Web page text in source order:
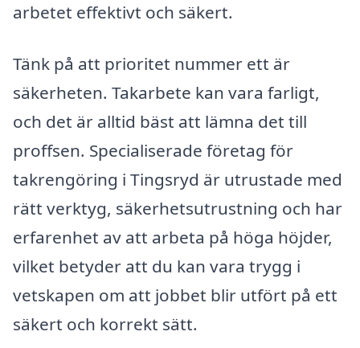
arbetet effektivt och säkert.
Tänk på att prioritet nummer ett är
säkerheten. Takarbete kan vara farligt,
och det är alltid bäst att lämna det till
proffsen. Specialiserade företag för
takrengöring i Tingsryd är utrustade med
rätt verktyg, säkerhetsutrustning och har
erfarenhet av att arbeta på höga höjder,
vilket betyder att du kan vara trygg i
vetskapen om att jobbet blir utfört på ett
säkert och korrekt sätt.